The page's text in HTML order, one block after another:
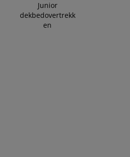
Junior
dekbedovertrekk
en